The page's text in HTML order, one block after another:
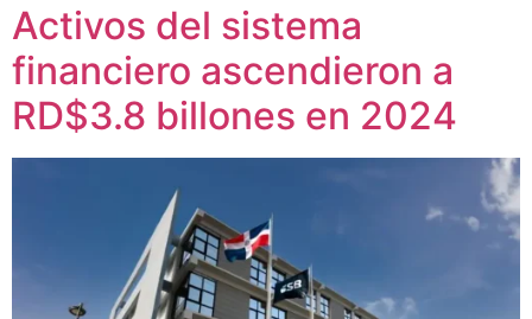
Activos del sistema
financiero ascendieron a
RD$3.8 billones en 2024